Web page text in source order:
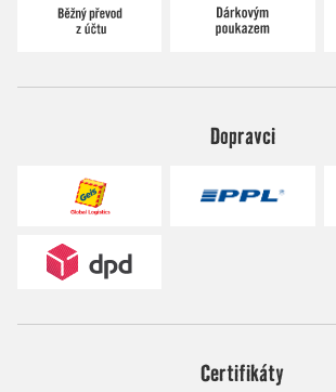
Dopravci
Certifikáty